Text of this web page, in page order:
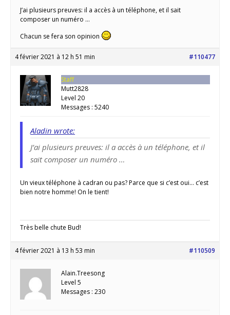
J’ai plusieurs preuves: il a accès à un téléphone, et il sait
composer un numéro …
Chacun se fera son opinion
4 février 2021 à 12 h 51 min #110477
Staff
Mutt2828
Level 20
Messages : 5240
Aladin wrote:
J’ai plusieurs preuves: il a accès à un téléphone, et il
sait composer un numéro …
Un vieux téléphone à cadran ou pas? Parce que si c’est oui… c’est
bien notre homme! On le tient!
Très belle chute Bud!
4 février 2021 à 13 h 53 min #110509
Alain.Treesong
Level 5
Messages : 230